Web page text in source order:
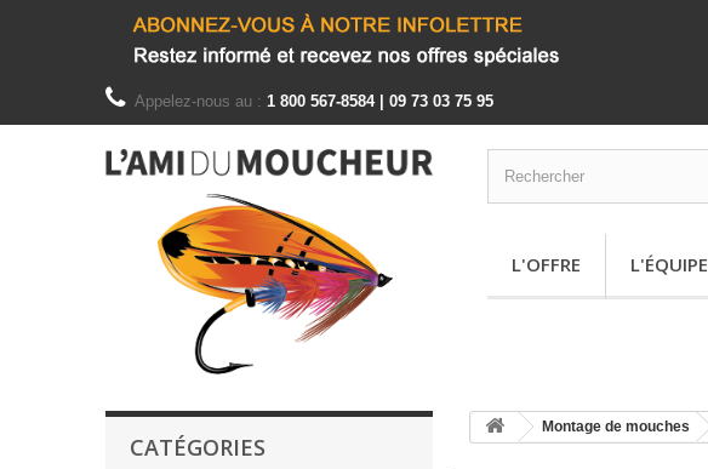
Appelez-nous au : 1 800 567-8584 | 09 73 03 75 95
L'OFFRE L'ÉQUIPE
CATÉGORIES
Montage de mouches